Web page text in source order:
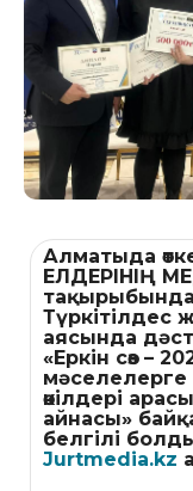
Алматыда
ЕЛДЕРІНІҢ
Түркітілдес
аясында
«Еркін сөз –
өкілдері
айнасы»
белгілі
Jurtmedia.kz